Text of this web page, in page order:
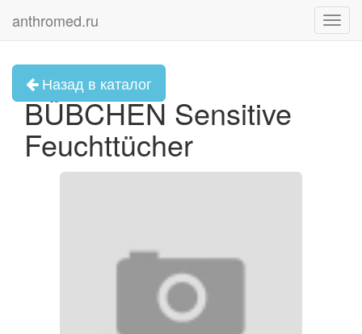
anthromed.ru
Назад в каталог
BÜBCHEN Sensitive
Feuchttücher